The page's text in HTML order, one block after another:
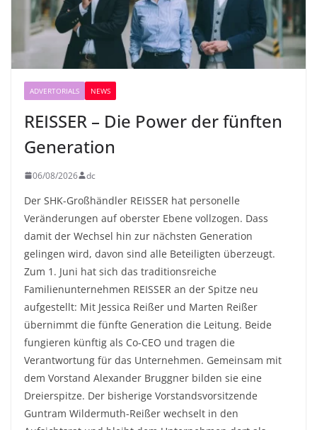
ADVERTORIALS NEWS
REISSER – Die Power der fünften
Generation
06/08/2026 dc
Der SHK-Großhändler REISSER hat personelle
Veränderungen auf oberster Ebene vollzogen. Dass
damit der Wechsel hin zur nächsten Generation
gelingen wird, davon sind alle Beteiligten überzeugt.
Zum 1. Juni hat sich das traditionsreiche
Familienunternehmen REISSER an der Spitze neu
aufgestellt: Mit Jessica Reißer und Marten Reißer
übernimmt die fünfte Generation die Leitung. Beide
fungieren künftig als Co-CEO und tragen die
Verantwortung für das Unternehmen. Gemeinsam mit
dem Vorstand Alexander Bruggner bilden sie eine
Dreierspitze. Der bisherige Vorstandsvorsitzende
Guntram Wildermuth-Reißer wechselt in den